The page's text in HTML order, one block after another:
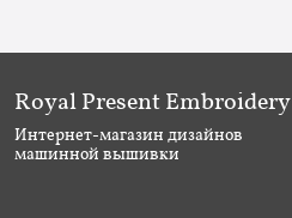
Royal Present Embroidery
Интернет-магазин дизайнов
машинной вышивки